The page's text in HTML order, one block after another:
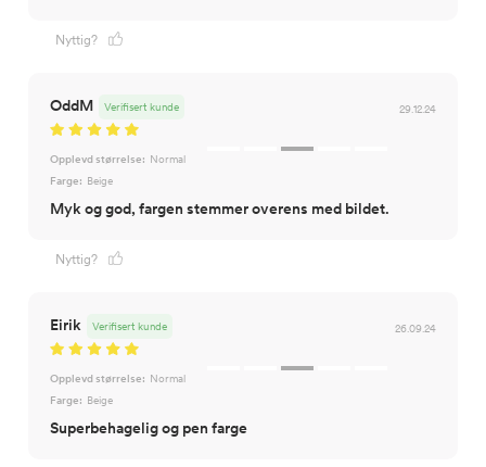
Nyttig?
OddM 29.12.24
Verifisert kunde
Opplevd størrelse: Normal
Farge: Beige
Myk og god, fargen stemmer overens med bildet.
Nyttig?
Eirik 26.09.24
Verifisert kunde
Opplevd størrelse: Normal
Farge: Beige
Superbehagelig og pen farge